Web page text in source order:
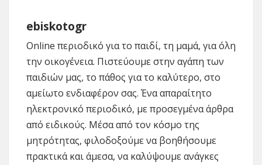
ebiskotogr
Online περιοδικό για το παιδί, τη μαμά, για όλη
την οικογένεια. Πιστεύουμε στην αγάπη των
παιδιών μας, το πάθος για το καλύτερο, στο
αμείωτο ενδιαφέρον σας. Ένα απαραίτητο
ηλεκτρονικό περιοδικό, με προσεγμένα άρθρα
από ειδικούς. Μέσα από τον κόσμο της
μητρότητας, φιλοδοξούμε να βοηθήσουμε
πρακτικά και άμεσα, να καλύψουμε ανάγκες